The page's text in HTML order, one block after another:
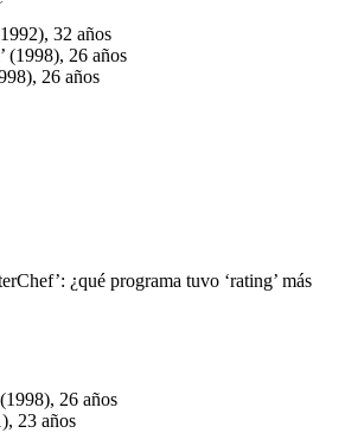
32 años
(1998), 26 años
26 años
¿qué programa tuvo ‘rating’ más
26 años
23 años